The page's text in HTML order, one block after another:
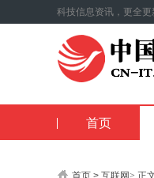
科技信息资讯，更全更
首页
首页 > 互联网> 正